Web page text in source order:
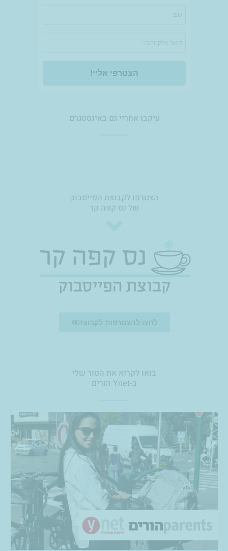
הצטרפי אליי!
עיקבו אחריי גם באינסטגרם
הצטרפו לקבוצת הפייסבוק
של נס קפה קר
לחצו להצטרפות לקבוצה
בואו לקרוא את הטור שלי
ב-Ynet הורים